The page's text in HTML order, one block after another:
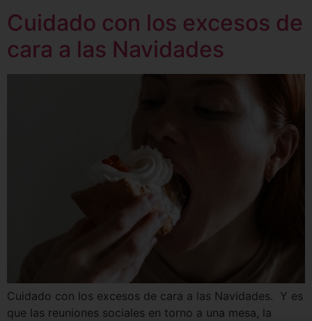
Cuidado con los excesos de
cara a las Navidades
Cuidado con los excesos de cara a las Navidades. Y es
que las reuniones sociales en torno a una mesa, la